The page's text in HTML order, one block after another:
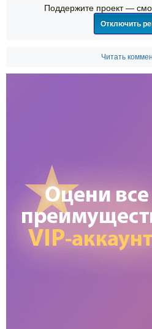
Поддержите проект —
Отключить
Читать